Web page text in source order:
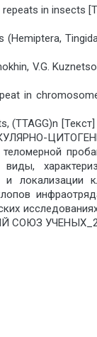
in insects
V.G.
in
виды,
СОЮЗ